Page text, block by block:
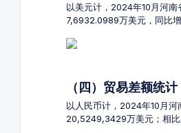
以美元计，2024年10月河
7,6932.0989万美元，同比
（四）贸易差额统计
以人民币计，2024年10月
20,5249,3429万美元；相比